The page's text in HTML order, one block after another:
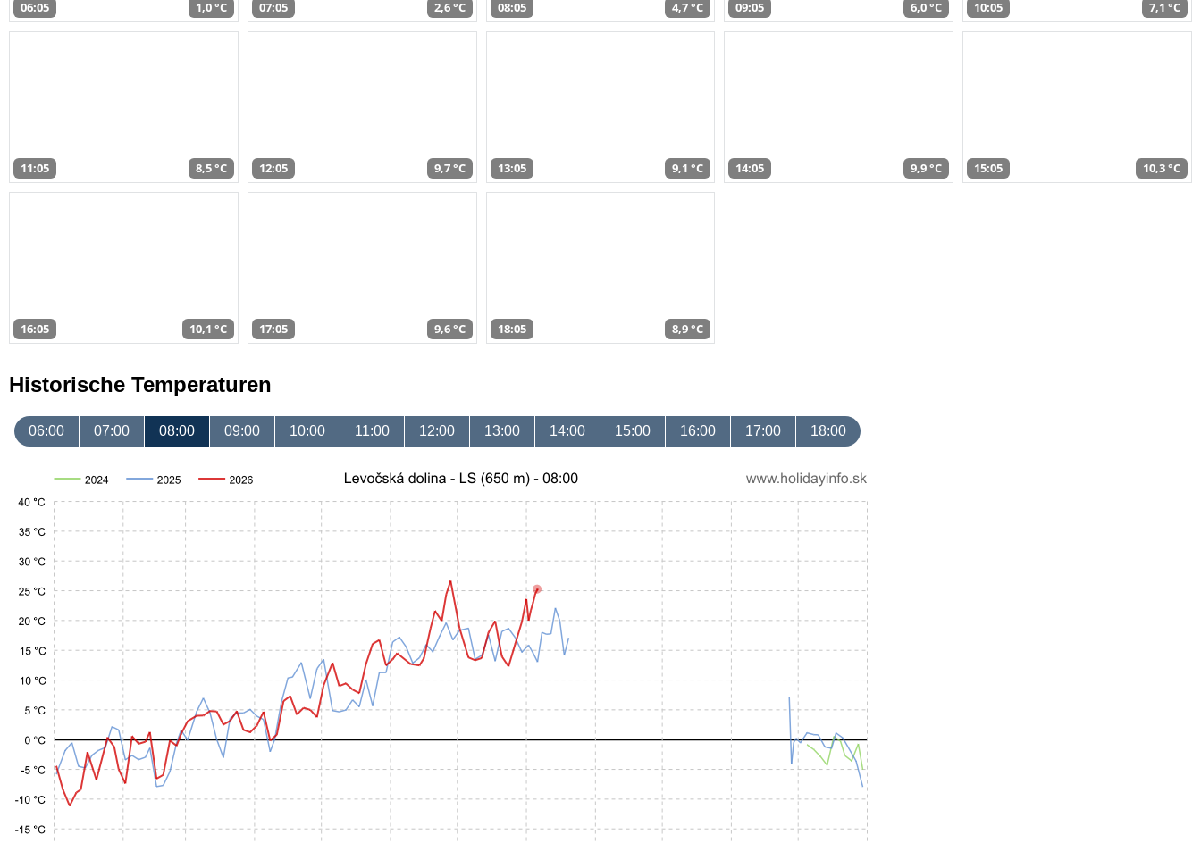
06:05 1,0 °C 07:05 2,6 °C 08:05 4,7 °C 09:05 6,0 °C 10:05 7,1 °C
11:05 8,5 °C 12:05 9,7 °C 13:05 9,1 °C 14:05 9,9 °C 15:05 10,3 °C
16:05 10,1 °C 17:05 9,6 °C 18:05 8,9 °C
Historische Temperaturen
06:00 07:00 08:00 09:00 10:00 11:00 12:00 13:00 14:00 15:00 16:00 17:00 18:00